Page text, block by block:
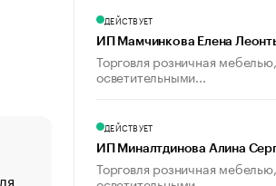
«От спорта тело стареет
ДЕЙСТВУЕТ
ИП Мамчинкова Елена
Торговля розничная мебелью,
осветительными...
ДЕЙСТВУЕТ
ИП Миналтдинова Алина
Торговля розничная мебелью,